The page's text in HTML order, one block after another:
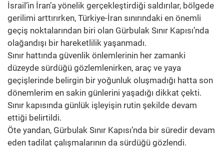
İsrail’in İran’a yönelik gerçekleştirdiği saldırılar, bölgede
gerilimi arttırırken, Türkiye-İran sınırındaki en önemli
geçiş noktalarından biri olan Gürbulak Sınır Kapısı’nda
olağandışı bir hareketlilik yaşanmadı.
Sınır hattında güvenlik önlemlerinin her zamanki
düzeyde sürdüğü gözlemlenirken, araç ve yaya
geçişlerinde belirgin bir yoğunluk oluşmadığı hatta son
dönemlerim en sakin günlerini yaşadığı dikkat çekti.
Sınır kapısında günlük işleyişin rutin şekilde devam
ettiği belirtildi.
Öte yandan, Gürbulak Sınır Kapısı’nda bir süredir devam
eden tadilat çalışmalarının da sürdüğü gözlendi.